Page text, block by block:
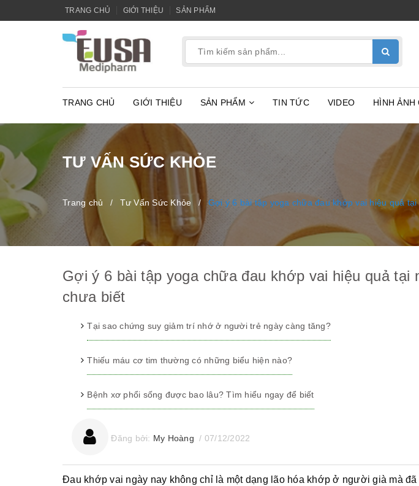
TRANG CHỦ GIỚI THIỆU SẢN PHẨM
TRANG CHỦ GIỚI THIỆU SẢN PHẨM TIN TỨC VIDEO HÌNH ẢNH
TƯ VẤN SỨC KHỎE
Trang chủ / Tư Vấn Sức Khỏe / Gợi ý 6 bài tập yoga chữa đau khớp vai hiệu quả
Gợi ý 6 bài tập yoga chữa đau khớp vai hiệu quả tại
chưa biết
Tại sao chứng suy giảm trí nhớ ở người trẻ ngày càng tăng?
Thiếu máu cơ tim thường có những biểu hiện nào?
Bệnh xơ phổi sống được bao lâu? Tìm hiểu ngay để biết
Đăng bởi: My Hoàng / 07/12/2022
Đau khớp vai ngày nay không chỉ là một dạng lão hóa khớp ở người già mà đã